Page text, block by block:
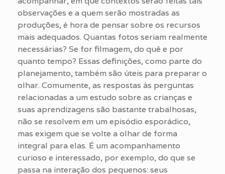
observações e a quem serão mostradas as
produções, é hora de pensar sobre os recursos
mais adequados. Quantas fotos seriam realmente
necessárias? Se for filmagem, do quê e por
quanto tempo? Essas definições, como parte do
planejamento, também são úteis para preparar o
olhar. Comumente, as respostas às perguntas
relacionadas a um estudo sobre as crianças e
suas aprendizagens são bastante trabalhosas,
não se resolvem em um episódio esporádico,
mas exigem que se volte a olhar de forma
integral para elas. É um acompanhamento
curioso e interessado, por exemplo, do que se
passa na interação dos pequenos: seus